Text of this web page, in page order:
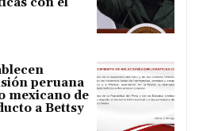
peruana
mexicano de
a Bettsy